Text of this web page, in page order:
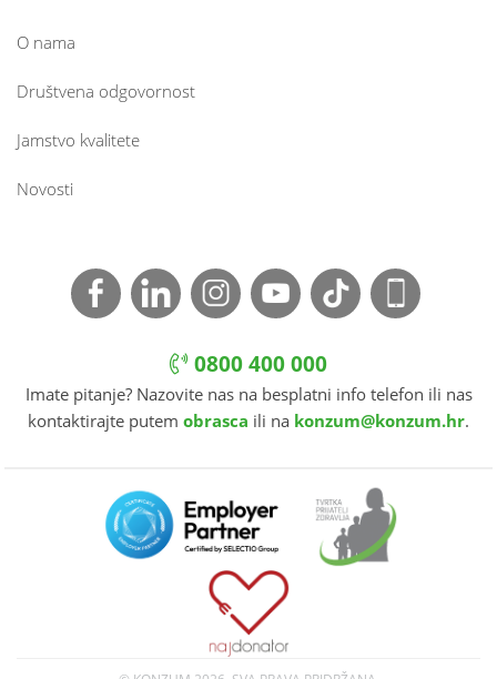
O nama
Društvena odgovornost
Jamstvo kvalitete
Novosti
0800 400 000
Imate pitanje? Nazovite nas na besplatni info telefon ili nas
kontaktirajte putem obrasca ili na konzum@konzum.hr.